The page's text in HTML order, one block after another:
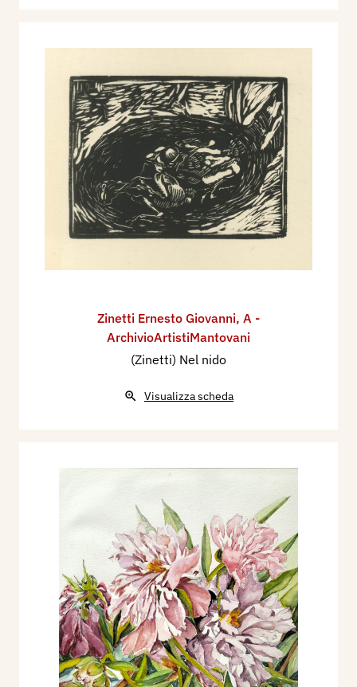
Zinetti Ernesto Giovanni, A -
ArchivioArtistiMantovani
(Zinetti) Nel nido
Visualizza scheda